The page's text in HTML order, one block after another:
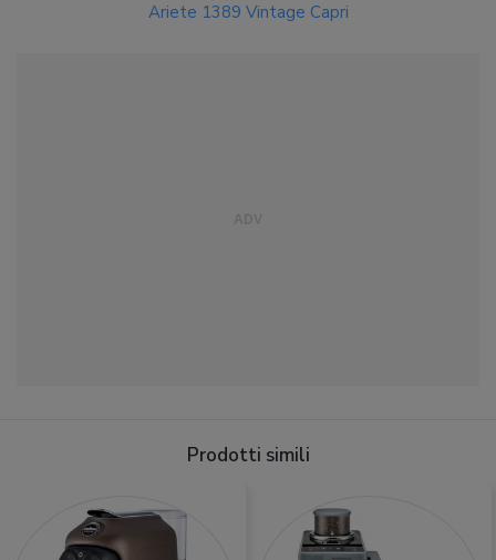
Ariete 1389 Vintage Capri
Prodotti simili